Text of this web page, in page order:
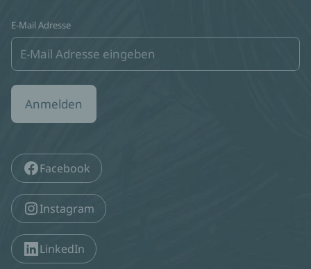
E-Mail Adresse
Anmelden
Facebook
Instagram
LinkedIn